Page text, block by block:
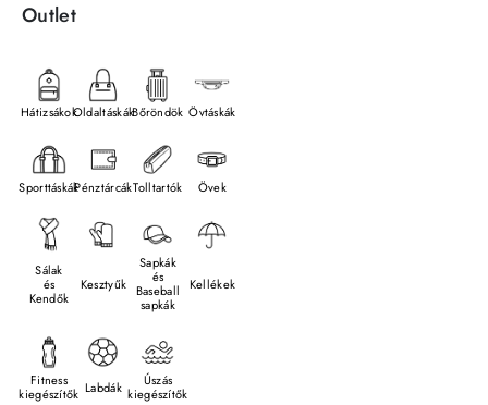
Outlet
HátizsákokOldaltáskákBőröndök Övtáskák
SporttáskákPénztárcákTolltartók Övek
Sálak
és
Kendők
Kesztyűk
Sapkák
és
Baseball
sapkák
Kellékek
Fitness
kiegészítők Labdák
Úszás
kiegészítők